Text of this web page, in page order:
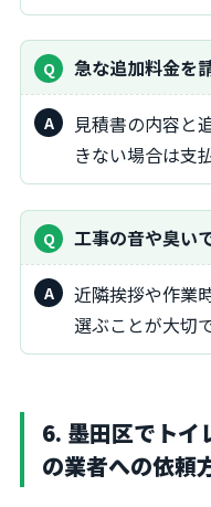
急な追加料金
見積書の内容と追加の理由を必ず確認。納得で
きない場合は支
工事の音や臭
近隣挨拶や作業時間の配慮をしてくれる業者を
選ぶことが大切で
6. 墨田区でトイ
の業者への依頼